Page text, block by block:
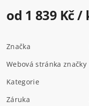
od 1 839 Kč/
Značka
Webová stránka značky
Kategorie
Záruka